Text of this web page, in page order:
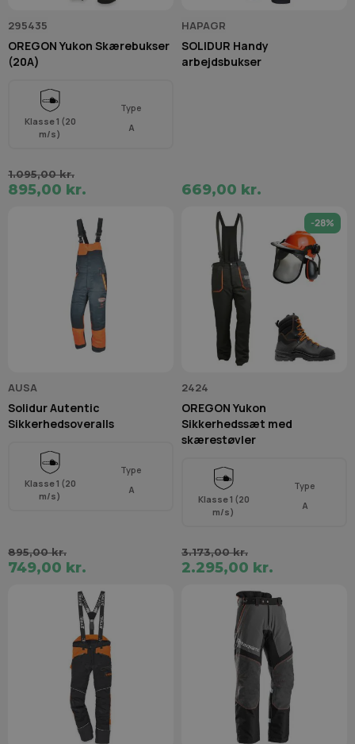
295435
OREGON Yukon Skærebukser
(20A)
Klasse 1 (20
m/s)
Type
A
1.095,00 kr.
895,00 kr.
HAPAGR
SOLIDUR Handy
arbejdsbukser
669,00 kr.
AUSA
Solidur Autentic
Sikkerhedsoveralls
Klasse 1 (20
m/s)
Type
A
895,00 kr.
749,00 kr.
-28%
2424
OREGON Yukon
Sikkerhedssæt med
skærestøvler
Klasse 1 (20
m/s)
Type
A
3.173,00 kr.
2.295,00 kr.